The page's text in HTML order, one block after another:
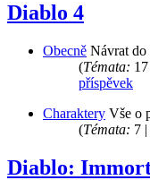
Diablo 4
Obecně Návrat do
(Témata: 17
příspěvek
Charaktery Vše o
(Témata: 7 |
Diablo: